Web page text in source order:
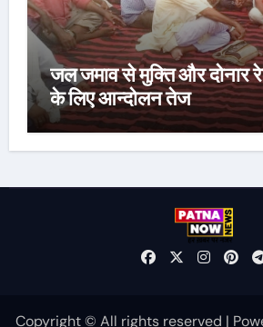
जल जमाव से मुक्ति और दोनार
के लिए आन्दोलन तेज
Copyright © All rights reserved |